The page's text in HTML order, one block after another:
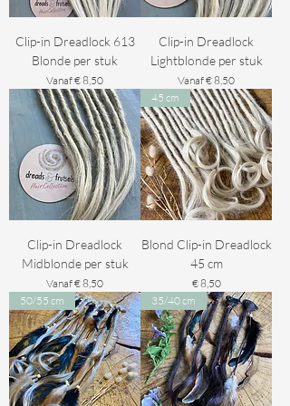
Clip-in Dreadlock 613
Blonde per stuk
Vanaf€ 8,50
Verkoopprijs
Clip-in Dreadlock
Lightblonde per stuk
Vanaf€ 8,50
Verkoopprijs
Clip-in Dreadlock
Midblonde per stuk
Vanaf€ 8,50
Verkoopprijs
45 cm
Blond Clip-in Dreadlock
45 cm
Prijs
€ 8,50
50/55 cm
35/40 cm